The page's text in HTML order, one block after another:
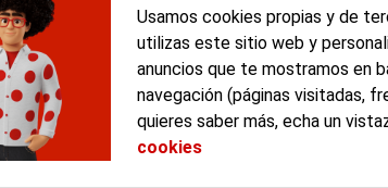
Usamos cookies propias y de
utilizas este sitio web y
anuncios que te mostramos en
navegación (páginas visitadas,
quieres saber más, echa un
cookies